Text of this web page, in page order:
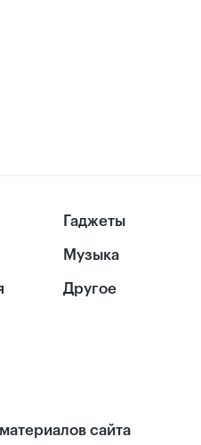
Гаджеты
Музыка
Другое
сайта